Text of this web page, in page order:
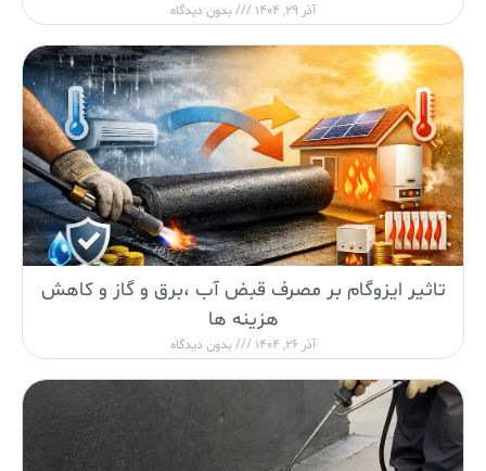
آذر 29, 1404 بدون دیدگاه
تاثیر ایزوگام بر مصرف قبض آب ،برق و گاز و کاهش
هزینه ها
آذر 26, 1404 بدون دیدگاه